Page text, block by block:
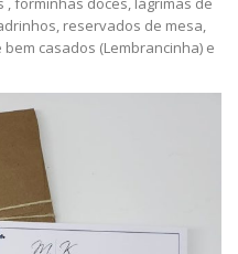
reservados de mesa,
casados (Lembrancinha) e